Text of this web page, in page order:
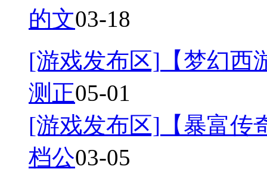
的文03-18
[游戏发布区] 【梦幻
测正05-01
[游戏发布区] 【暴富
档公03-05